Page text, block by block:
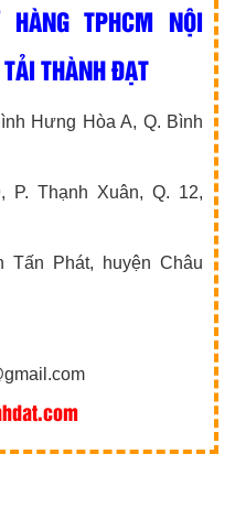
TPHCM NỘI
THÀNH ĐẠT
Hưng Hòa A, Q. Bình
P. Thạnh Xuân, Q. 12,
Tấn Phát, huyện Châu